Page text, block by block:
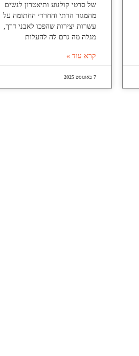
של סרטי קולנוע ותיאטרון לנשים
מהמגזר הדתי והחרדי החתומה על
עשרות יצירות שהפכו לאבני דרך,
מגלה מה גרם לה להעלות
קרא עוד »
7 באוגוסט 2025